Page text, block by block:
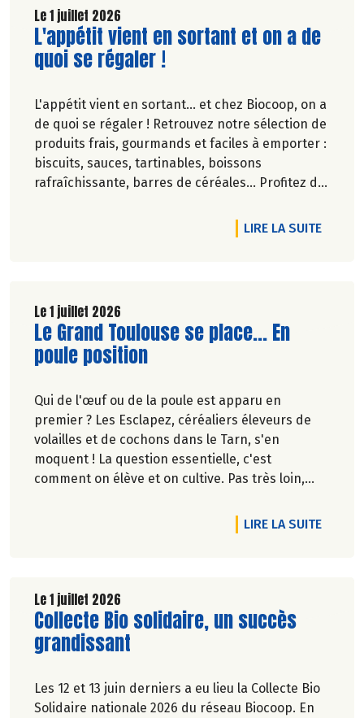
accessible et désirable une bio exigeante.
Le 1 juillet 2026
Lire la suite de l'article
L'appétit vient en sortant et on a de
quoi se régaler !
L'appétit vient en sortant... et chez Biocoop, on a
de quoi se régaler ! Retrouvez notre sélection de
produits frais, gourmands et faciles à emporter :
biscuits, sauces, tartinables, boissons
rafraîchissante, barres de céréales... Profitez de
LIRE LA SUITEDE
Le 1 juillet 2026
Lire la suite de l'article
Le Grand Toulouse se place... En
poule position
Qui de l'œuf ou de la poule est apparu en
premier ? Les Esclapez, céréaliers éleveurs de
volailles et de cochons dans le Tarn, s'en
moquent ! La question essentielle, c'est
comment on élève et on cultive. Pas très loin,
est en phase. Comme dans les 19 magasins
Biocoop du Grand Toulouse. Ceux-là et d'autres
territoire. Nous y étions à la fin de l'hiver. Suivez-
nous.
Pascale Solana.
LIRE LA SUITEDE
Le 1 juillet 2026
Lire la suite de l'article
Collecte Bio solidaire, un succès
grandissant
Les 12 et 13 juin derniers a eu lieu la Collecte Bio
Solidaire nationale 2026 du réseau Biocoop. En